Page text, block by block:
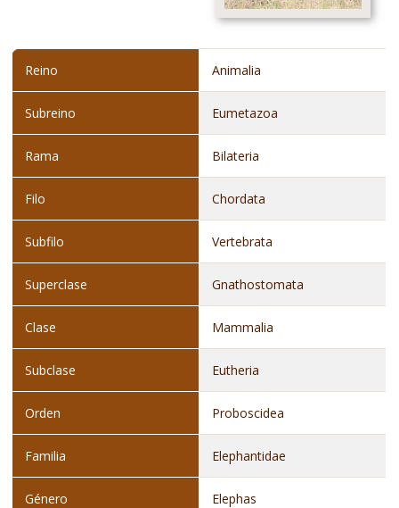
Reino Animalia
Subreino Eumetazoa
Rama Bilateria
Filo Chordata
Subfilo Vertebrata
Superclase Gnathostomata
Clase Mammalia
Subclase Eutheria
Orden Proboscidea
Familia Elephantidae
Género Elephas